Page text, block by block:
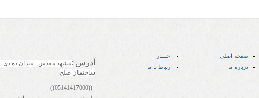
صفحه اصلی
اخبـــار
درباره ما
ارتباط با ما آدرس :
ساختمان صلح
((05141417000))